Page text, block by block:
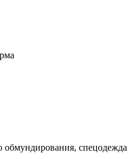
обмундирования, спецодежда